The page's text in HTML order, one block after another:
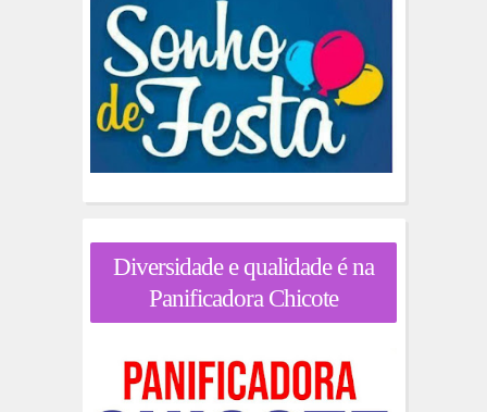
Diversidade e qualidade é na
Panificadora Chicote